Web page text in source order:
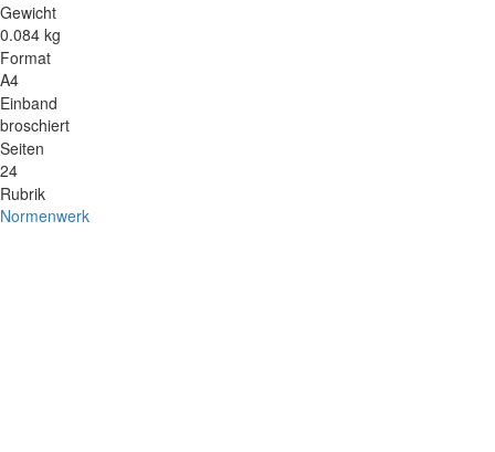
Gewicht
0.084 kg
Format
A4
Einband
broschiert
Seiten
24
Rubrik
Normenwerk